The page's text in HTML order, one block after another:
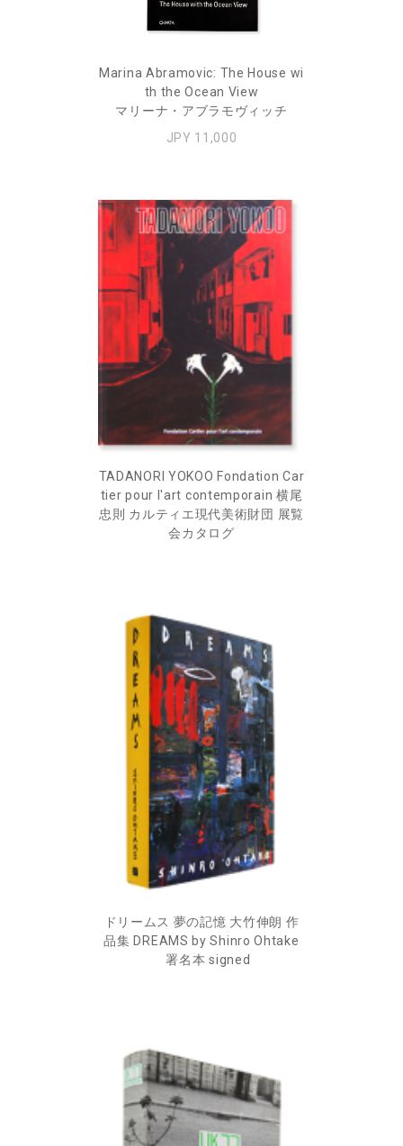
Marina Abramovic: The House wi
th the Ocean View
マリーナ・アブラモヴィッチ
JPY 11,000
TADANORI YOKOO Fondation Car
tier pour l'art contemporain 横尾
忠則 カルティエ現代美術財団 展覧
会カタログ
ドリームス 夢の記憶 大竹伸朗 作
品集 DREAMS by Shinro Ohtake
署名本 signed